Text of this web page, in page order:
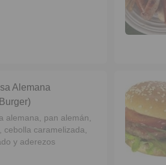
Alemana
alemana, pan alemán,
cebolla caramelizada,
y aderezos